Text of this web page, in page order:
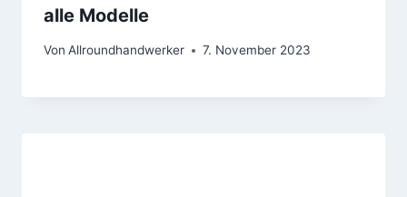
alle Modelle
Von Allroundhandwerker 7. November 2023